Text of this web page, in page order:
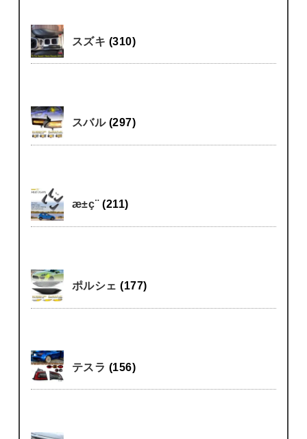
スズキ (310)
スバル (297)
æ±ç¨(211)
ポルシェ(177)
テスラ (156)